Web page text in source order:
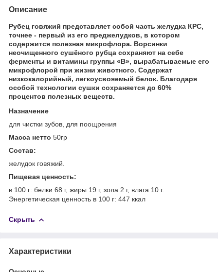
Описание
Рубец говяжий представляет собой часть желудка КРС,
точнее - первый из его преджелудков, в котором
содержится полезная микрофлора. Ворсинки
неочищенного сушёного рубца сохраняют на себе
ферменты и витамины группы «В», вырабатываемые его
микрофлорой при жизни животного. Содержат
низкокалорийный, легкоусвояемый белок. Благодаря
особой технологии сушки сохраняется до 60%
процентов полезных веществ.
Назначение
для чистки зубов, для поощрения
Масса нетто 50гр
Состав:
желудок говяжий.
Пищевая ценность:
в 100 г: белки 68 г, жиры 19 г, зола 2 г, влага 10 г.
Энергетическая ценность в 100 г: 447 ккал
Скрыть
Характеристики